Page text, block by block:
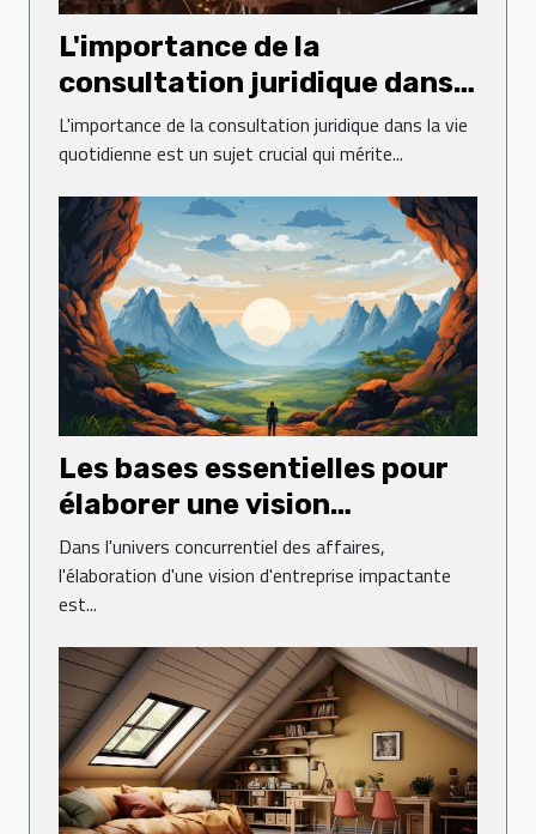
L'importance de la
consultation juridique dans
la vie quotidienne
L'importance de la consultation juridique dans la vie
quotidienne est un sujet crucial qui mérite...
Les bases essentielles pour
élaborer une vision
d'entreprise impactante
Dans l'univers concurrentiel des affaires,
l'élaboration d'une vision d'entreprise impactante
est...